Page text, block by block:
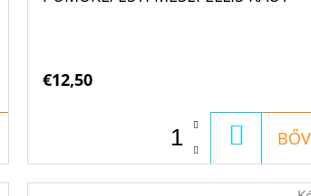
€12,50